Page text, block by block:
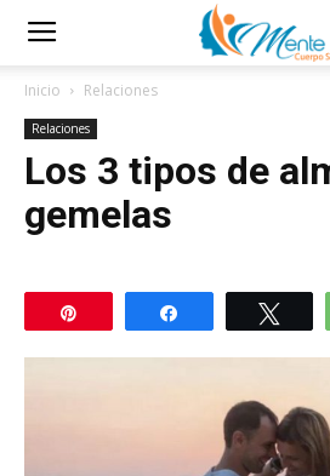
Inicio Relaciones
Relaciones
Los 3 tipos de
gemelas
Compartir